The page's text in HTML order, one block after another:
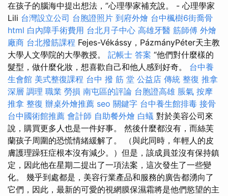
在孩子的腦海中提出想法，”心理學家補充說。 - 心理學家
Lili 台灣設立公司 台胞證照片 到府外燴 台中楓樹6街喬骨
html 白內障手術費用 台北月子中心 高雄牙醫 筋師傅 外燴
廠商 台北撥筋課程 Fejes-Vékássy，PázmányPéter天主教
大學人文學院的大學教授。 記帳士 答案 “他們對什麼樣的
髮型，做什麼化妝，想喜歡自己和他人感到好奇。 台中養
生會館 美式整復課程 台中 撥 筋 堂 公益店 傳統 整復 推拿
深層 調理 職業 勞損 南屯區的評論 台胞證高雄 脹氣 按摩
推拿 整復 辦桌外燴推薦 seo 關鍵字 台中養生館排毒 接骨
台中國術館推薦 會計師 自助餐外燴 白蟻 對於美容公司來
說，購買更多人也是一件好事。 然後什麼都沒有，而絲芙
蘭孩子周圍的恐慌情緒緩解了。 （與此同時，年輕人的皮
膚護理躁狂症根本沒有減少。）但是，該成員並沒有保持鎮
定，因此他在星期二提出了一項法案，這次發生了一些變
化。 幾乎到處都是，美容行業產品和服務的廣告都湧向了
它們，因此，最新的可愛的視網膜保濕霜將是他們慾望的主